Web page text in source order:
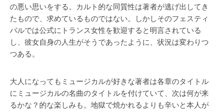
の悪い思いをする。カルト的な同質性は著者が逃げ出してき
たもので、求めているものではない。しかしそのフェスティ
バルでは公式にトランス女性を歓迎すると明言されている
し、彼女自身の人生がそうであったように、状況は変わりつ
つある。
大人になってもミュージカルが好きな著者は各章のタイトル
にミュージカルの名曲のタイトルを付けていて、次は何が来
るかな？的な楽しみも。地獄で焼かれるよりも辛いと本人が